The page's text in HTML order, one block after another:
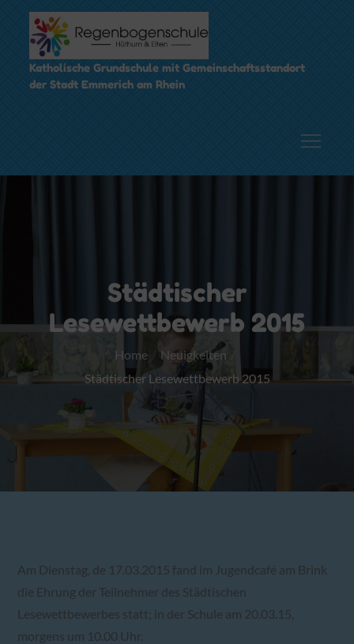
content
Katholische Grundschule mit Gemeinschaftsstandort
der Stadt Emmerich am Rhein
Städtischer
Lesewettbewerb 2015
Home
Neuigkeiten
Städtischer Lesewettbewerb 2015
Am Dienstag, de 17.03.2015 fand im Jugendcafé am Brink
die Ehrung der Teilnehmer des Städtischen
Lesewettbewerbes statt; in der Schule am 20.03.15,
morgens um 10.00 Uhr.